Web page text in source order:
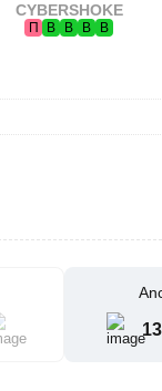
CYBERSHOKE
П В В В В
13